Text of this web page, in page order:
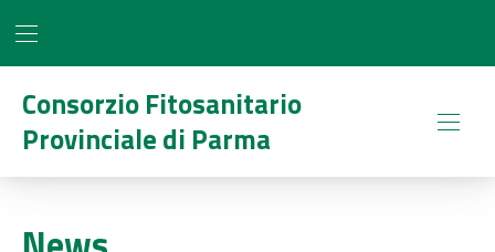
BAR NAVIGATION
Consorzio Fitosanitario
Provinciale di Parma